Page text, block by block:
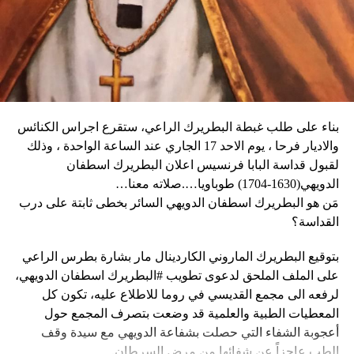
كثيراً».
وكان شي قد كرّر الإثنين رغبته في العمل بهدف التوصل إلى حلّ
سياسي للحرب في أوكرانيا. وأيّد «هدنة أولمبية» دعا إليها
ماكرون لمناسبة أولمبياد باريس هذا الصيف.
نداء الوطن
الثلاثاء، كما أبلغ عن أعمال نهب في بعض الأحياء.
وقال دارين: “المواطنون في حالة رعب، على الرغم من أن
زعيم العصابة جيمي شيريزير دعا المواطنين إلى عدم الخوف
عندما رأوا عصابته تحمل أسلحة، وقال إنهم يريدون فقط الإطاحة
وحاولت مجموعة من أفراد العصابات المدججين بالسلاح، يوم
الإثنين، السيطرة على مطار توسان لوفرتور الدولي، الأكبر في
البلاد، وتبادلوا إطلاق النار مع الشرطة والجنود، مما أدى إلى
إلغاء جميع الرحلات الداخلية والدولية.
ألف شخص من منازلهم منذ عطلة نهاية الأسبوع بسبب أعمال
العنف.
وقال رجل من هايتي يدعى نيكولا لوكالة رويترز للأنباء: “أجبرتنا
بناء على طلب غبطة البطريرك الراعي، ستقرع اجراس الكنائس
والاديار فرحا ، يوم الاحد 17 الجاري عند الساعة الواحدة ، وذلك
لقبول قداسة البابا فرنسيس اعلان البطريرك اسطفان
الدويهي(1630-1704) طوباويا….صلاته معنا…
مَن هو البطريرك اسطفان الدويهي السائر بخطى ثابتة على درب
القداسة؟
بتوقيع البطريرك الماروني الكاردينال مار بشارة بطرس الراعي
على الملف الملحق لدعوى تطويب #البطريرك اسطفان الدويهي،
لرفعه الى مجمع القديسي في روما للاطلاع عليه، تكون كل
المعطيات الطبية والعلمية قد وضعت بتصرف المجمع حول
أعجوبة الشفاء التي حصلت بشفاعة الدويهي مع سيدة وقف